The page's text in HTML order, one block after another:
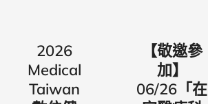
2026
Medical
Taiwan
【敬邀參
加】
06/26「在